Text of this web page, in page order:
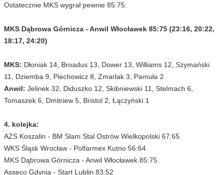
Ostatecznie MKS wygrał pewnie 85:75.
MKS Dąbrowa Górnicza - Anwil Włocławek 85:75 (23:16, 20:22,
18:17, 24:20)
MKS: Dłoniak 14, Broadus 13, Dower 13, Williams 12, Szymański
11, Dziemba 9, Piechowicz 8, Zmarlak 3, Pamuła 2
Anwil: Jelinek 32, Diduszko 12, Skibniewski 11, Stelmach 6,
Tomaszek 6, Dmitriew 5, Bristol 2, Łączyński 1
4. kolejka:
AZS Koszalin - BM Slam Stal Ostrów Wielkopolski 67:65
WKS Śląsk Wrocław - Polfarmex Kutno 56:64
MKS Dąbrowa Górnicza - Anwil Włocławek 85:75
Asseco Gdynia - Start Lublin 83:52